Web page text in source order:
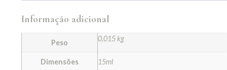
Informação adicional
Peso 0,015 kg
Dimensões 15ml